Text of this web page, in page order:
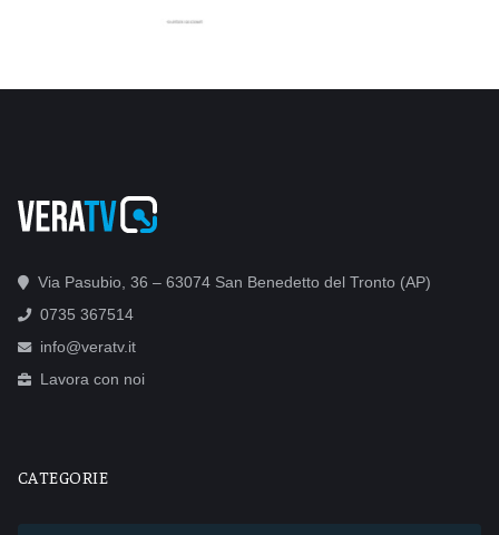
Via Pasubio, 36 – 63074 San Benedetto del Tronto (AP)
0735 367514
info@veratv.it
Lavora con noi
CATEGORIE